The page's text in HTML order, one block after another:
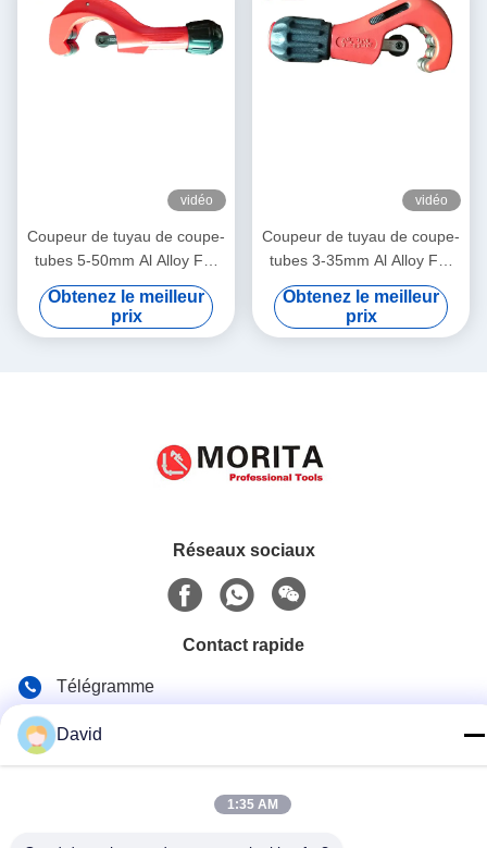
vidéo
Coupeur de tuyau de coupe-
tubes 5-50mm Al Alloy For
Body Gcr 15 pour la lame
Coper Al Thin-Walled Steel
Pipe en laiton
Obtenez le meilleur
prix
vidéo
Coupeur de tuyau de coupe-
tubes 3-35mm Al Alloy For
Body Gcr 15 pour la roue de
secours de Deburrer de
lame pour le tuyau d'acier à
Obtenez le meilleur
prix
Réseaux sociaux
Contact rapide
Télégramme
E-mail
david@moritatools.com
David
1:35 AM